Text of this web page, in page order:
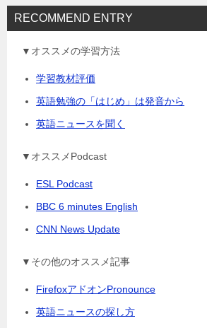
RECOMMEND ENTRY
▼オススメの学習方法
学習教材評価
英語勉強の「はじめ」は発音から
英語ニュースを聞く
▼オススメPodcast
ESL Podcast
BBC 6 minutes English
CNN News Update
▼その他のオススメ記事
FirefoxアドオンPronounce
英語ニュースの探し方